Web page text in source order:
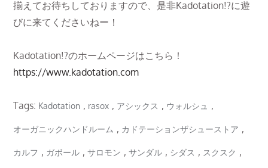
揃えてお待ちしておりますので、是非Kadotation!?に遊
びに来てくださいねー！
Kadotation!?のホームページはこちら！
https://www.kadotation.com
Tags: Kadotation , rasox , アシックス , ウォルシュ ,
オーガニックハンドルーム , カドテーションザシューストア ,
カルフ , ガボール ,サロモン ,サンダル , シダス , スクスク ,